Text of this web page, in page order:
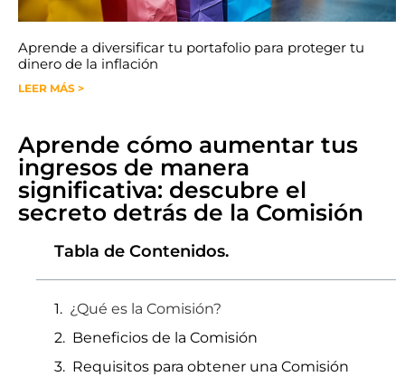
Aprende a diversificar tu portafolio para proteger tu
dinero de la inflación
LEER MÁS >
Aprende cómo aumentar tus
ingresos de manera
significativa: descubre el
secreto detrás de la Comisión
Tabla de Contenidos.
¿Qué es la Comisión?
Beneficios de la Comisión
Requisitos para obtener una Comisión